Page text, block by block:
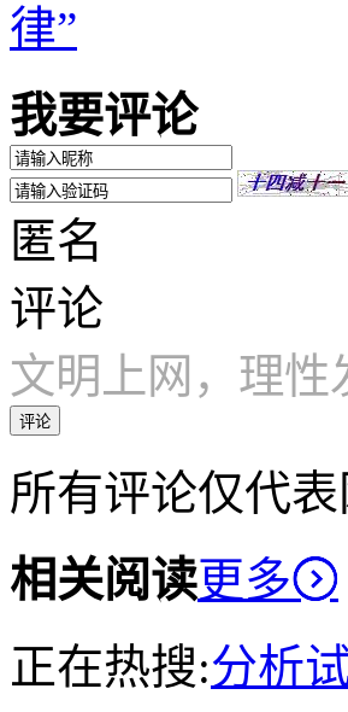
律”
我要评论
匿名
评论
文明上网，理性
评论
所有评论仅代
相关阅读更多
正在热搜:分析